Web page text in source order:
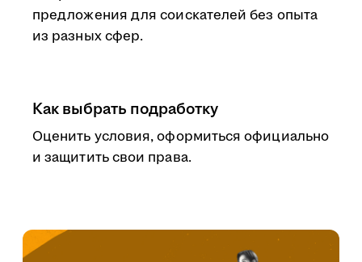
предложения для соискателей без опыта
из разных сфер.
Как выбрать подработку
Оценить условия, оформиться официально
и защитить свои права.